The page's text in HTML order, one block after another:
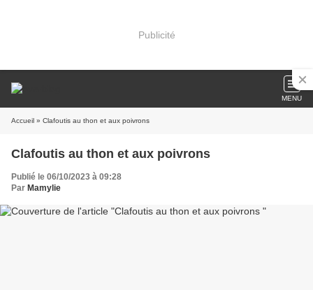
Publicité
MENU
Accueil » Clafoutis au thon et aux poivrons
Clafoutis au thon et aux poivrons
Publié le 06/10/2023 à 09:28
Par Mamylie